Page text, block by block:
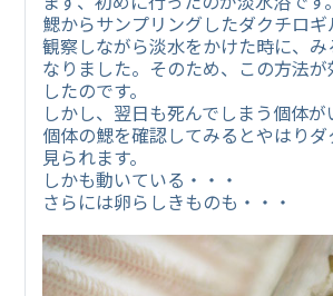
鰓からサンプリングしたダクチロ
観察しながら淡水をかけた時に、み
なりました。そのため、この方法
したのです。
しかし、翌日も死んでしまう個体
個体の鰓を確認してみるとやはり
見られます。
しかも動いている・・・
さらには卵らしきものも・・・